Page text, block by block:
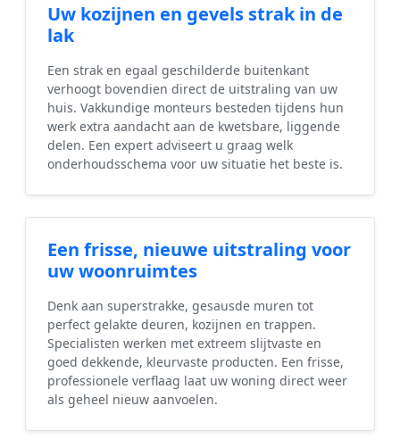
Uw kozijnen en gevels strak in de
lak
Een strak en egaal geschilderde buitenkant
verhoogt bovendien direct de uitstraling van uw
huis. Vakkundige monteurs besteden tijdens hun
werk extra aandacht aan de kwetsbare, liggende
delen. Een expert adviseert u graag welk
onderhoudsschema voor uw situatie het beste is.
Een frisse, nieuwe uitstraling voor
uw woonruimtes
Denk aan superstrakke, gesausde muren tot
perfect gelakte deuren, kozijnen en trappen.
Specialisten werken met extreem slijtvaste en
goed dekkende, kleurvaste producten. Een frisse,
professionele verflaag laat uw woning direct weer
als geheel nieuw aanvoelen.